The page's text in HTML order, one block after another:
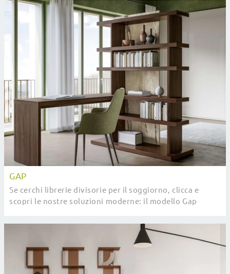
GAP
Se cerchi librerie divisorie per il soggiorno, clicca e
scopri le nostre soluzioni moderne: il modello Gap